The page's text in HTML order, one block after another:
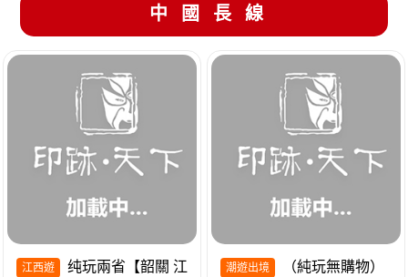
中國長線
江西遊 潮遊出境